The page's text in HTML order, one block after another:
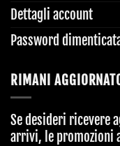
Dettagli account
Password
RIMANI
Se desideri ricevere
arrivi, le